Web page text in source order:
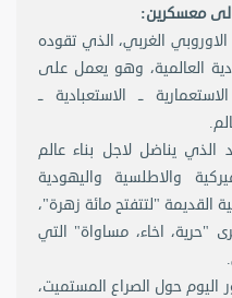
الى معسكرين:
الاوروبي الغربي، الذي تقوده
العالمية، وهو يعمل على
ــ الاستعبادية ــ
الذي يناضل لاجل بناء عالم
والاطلسية واليهودية
القديمة "لتتفتح مائة زهرة"،
"حرية، اخاء، مساواة" التي
اليوم حول الصراع المستميت،